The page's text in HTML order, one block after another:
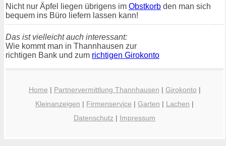
Nicht nur Äpfel liegen übrigens im Obstkorb den man sich
bequem ins Büro liefern lassen kann!
Das ist vielleicht auch interessant:
Wie kommt man in Thannhausen zur
richtigen Bank und zum richtigen Girokonto
Home | Partnervermittlung Thannhausen | Girokonto |
Kleinanzeigen | Firmenservice | Garten | Lachen |
Datenschutz | Impressum